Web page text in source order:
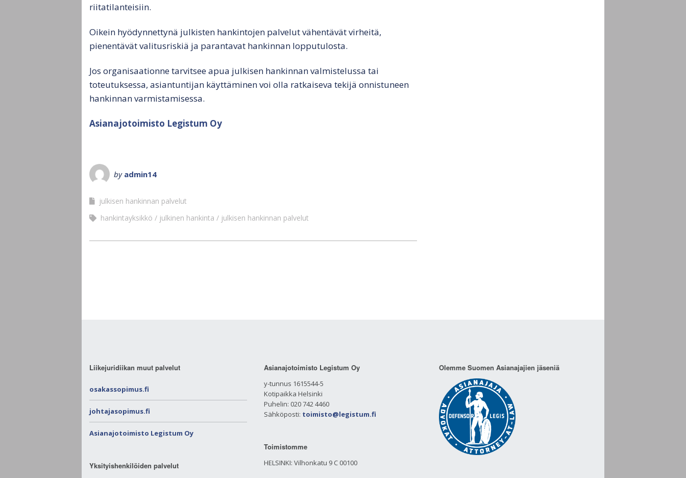
riitatilanteisiin.
Oikein hyödynnettynä julkisten hankintojen palvelut vähentävät virheitä,
pienentävät valitusriskiä ja parantavat hankinnan lopputulosta.
Jos organisaationne tarvitsee apua julkisen hankinnan valmistelussa tai
toteutuksessa, asiantuntijan käyttäminen voi olla ratkaiseva tekijä onnistuneen
hankinnan varmistamisessa.
Asianajotoimisto Legistum Oy
by admin14
julkisen hankinnan palvelut
hankintayksikkö
julkinen hankinta julkisen hankinnan palvelut
Liikejuridiikan muut palvelut
osakassopimus.fi
johtajasopimus.fi
Asianajotoimisto Legistum Oy
Yksityishenkilöiden palvelut
Asianajotoimisto Legistum Oy
y-tunnus 1615544-5
Kotipaikka Helsinki
Puhelin: 020 742 4460
Sähköposti: toimisto@legistum.fi
Toimistomme
HELSINKI: Vilhonkatu 9 C 00100
Olemme Suomen Asianajajien jäseniä